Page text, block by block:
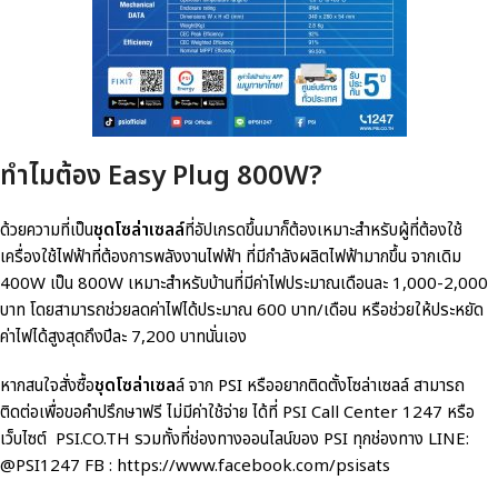
ทำไมต้อง Easy Plug 800W?
ด้วยความที่เป็นชุดโซล่าเซลล์ที่อัปเกรดขึ้นมาก็ต้องเหมาะสำหรับผู้ที่ต้องใช้
เครื่องใช้ไฟฟ้าที่ต้องการพลังงานไฟฟ้า ที่มีกำลังผลิตไฟฟ้ามากขึ้น จากเดิม
400W เป็น 800W เหมาะสำหรับบ้านที่มีค่าไฟประมาณเดือนละ 1,000-2,000
บาท โดยสามารถช่วยลดค่าไฟได้ประมาณ 600 บาท/เดือน หรือช่วยให้ประหยัด
ค่าไฟได้สูงสุดถึงปีละ 7,200 บาทนั่นเอง
หากสนใจสั่งซื้อชุดโซล่าเซลล์ จาก PSI หรืออยากติดตั้งโซล่าเซลล์ สามารถ
ติดต่อเพื่อขอคำปรึกษาฟรี ไม่มีค่าใช้จ่าย ได้ที่ PSI Call Center 1247 หรือ
เว็บไซต์ PSI.CO.TH รวมทั้งที่ช่องทางออนไลน์ของ PSI ทุกช่องทาง LINE:
@PSI1247 FB : https://www.facebook.com/psisats